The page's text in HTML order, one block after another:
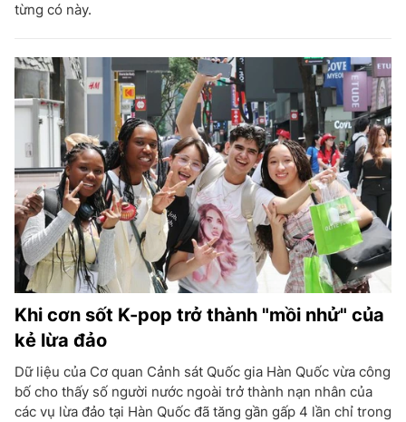
từng có này.
Khi cơn sốt K-pop trở thành "mồi nhử" của
kẻ lừa đảo
Dữ liệu của Cơ quan Cảnh sát Quốc gia Hàn Quốc vừa công
bố cho thấy số người nước ngoài trở thành nạn nhân của
các vụ lừa đảo tại Hàn Quốc đã tăng gần gấp 4 lần chỉ trong